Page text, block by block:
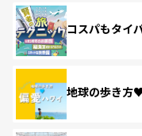
コスパもタイ
地球の歩き方